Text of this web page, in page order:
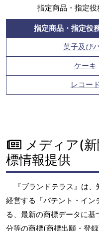
指定商品・指定
指定商品・指定役
菓子及び
ケーキ
レコード
メディア(
標情報提供
『ブランドテラス』は
経営する「パテント・イン
る、最新の商標データに
分等の商標(商標出願・登